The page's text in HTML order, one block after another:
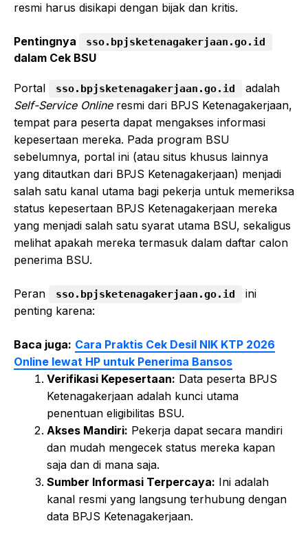
resmi harus disikapi dengan bijak dan kritis.
Pentingnya sso.bpjsketenagakerjaan.go.id
dalam Cek BSU
Portal sso.bpjsketenagakerjaan.go.id
adalah
Self-Service Onlineresmi dari BPJS Ketenagakerjaan,
tempat para peserta dapat mengakses informasi
kepesertaan mereka. Pada program BSU
sebelumnya, portal ini (atau situs khusus lainnya
yang ditautkan dari BPJS Ketenagakerjaan) menjadi
salah satu kanal utama bagi pekerja untuk memeriksa
status kepesertaan BPJS Ketenagakerjaan mereka
yang menjadi salah satu syarat utama BSU, sekaligus
melihat apakah mereka termasuk dalam daftar calon
penerima BSU.
Peran sso.bpjsketenagakerjaan.go.id
ini
penting karena:
Baca juga: Cara Praktis Cek Desil NIK KTP 2026
Online lewat HP untuk Penerima Bansos
Verifikasi Kepesertaan: Data peserta BPJS
Ketenagakerjaan adalah kunci utama
penentuan eligibilitas BSU.
Akses Mandiri: Pekerja dapat secara mandiri
dan mudah mengecek status mereka kapan
saja dan di mana saja.
Sumber Informasi Terpercaya: Ini adalah
kanal resmi yang langsung terhubung dengan
data BPJS Ketenagakerjaan.